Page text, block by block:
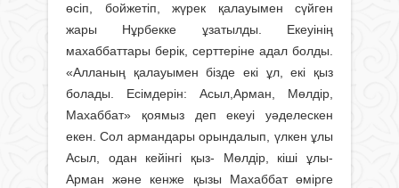
өсіп, бойжетіп, жүрек қалауымен сүйген
жары Нұрбекке ұзатылды. Екеуінің
махаббаттары берік, серттеріне адал болды.
«Алланың қалауымен бізде екі ұл, екі қыз
болады. Есімдерін: Асыл,Арман, Мөлдір,
Махаббат» қоямыз деп екеуі уәделескен
екен. Сол армандары орындалып, үлкен ұлы
Асыл, одан кейінгі қыз- Мөлдір, кіші ұлы-
Арман және кенже қызы Махаббат өмірге